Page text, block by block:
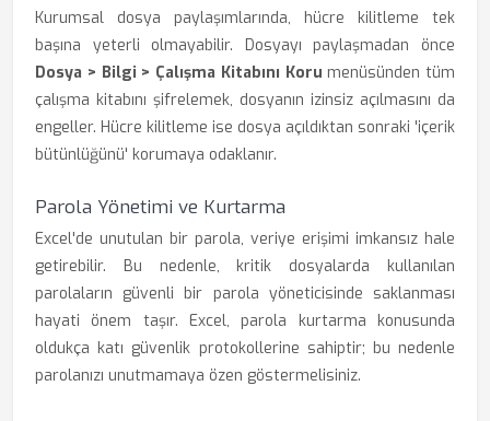
Kurumsal dosya paylaşımlarında, hücre kilitleme tek
başına yeterli olmayabilir. Dosyayı paylaşmadan önce
Dosya > Bilgi > Çalışma Kitabını Koru menüsünden tüm
çalışma kitabını şifrelemek, dosyanın izinsiz açılmasını da
engeller. Hücre kilitleme ise dosya açıldıktan sonraki 'içerik
bütünlüğünü' korumaya odaklanır.
Parola Yönetimi ve Kurtarma
Excel'de unutulan bir parola, veriye erişimi imkansız hale
getirebilir. Bu nedenle, kritik dosyalarda kullanılan
parolaların güvenli bir parola yöneticisinde saklanması
hayati önem taşır. Excel, parola kurtarma konusunda
oldukça katı güvenlik protokollerine sahiptir; bu nedenle
parolanızı unutmamaya özen göstermelisiniz.